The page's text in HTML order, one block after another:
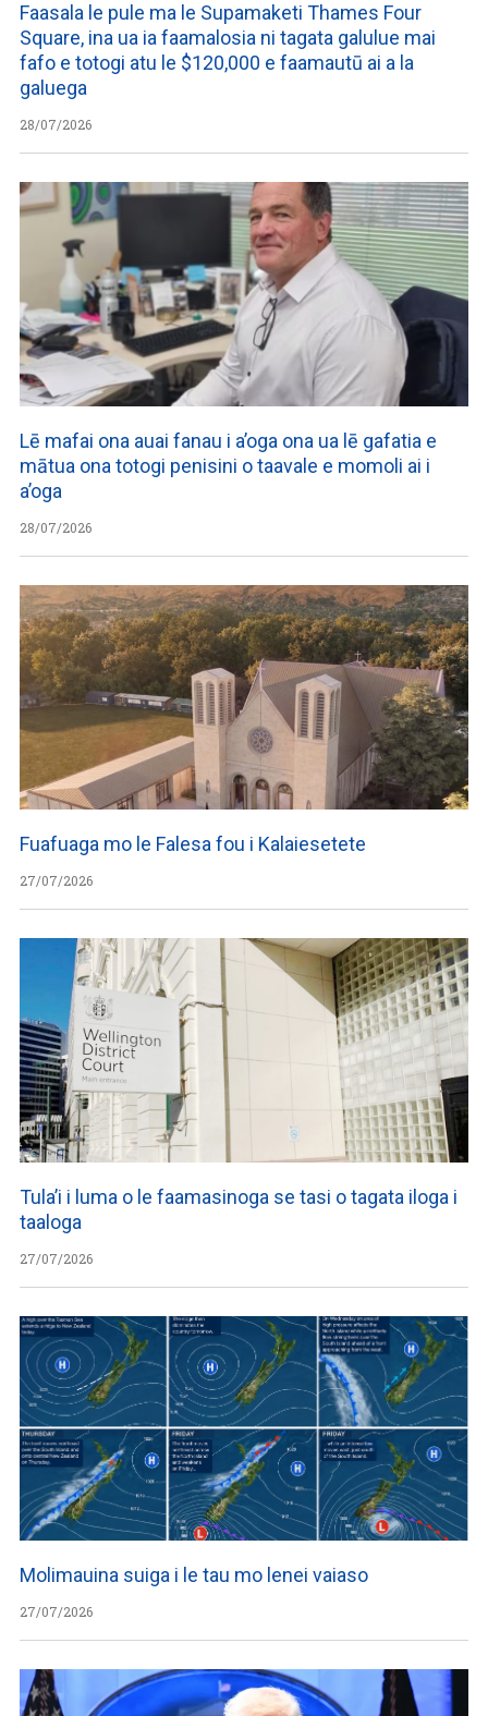
Faasala le pule ma le Supamaketi Thames Four
Square, ina ua ia faamalosia ni tagata galulue mai
fafo e totogi atu le $120,000 e faamautū ai a la
galuega
28/07/2026
Lē mafai ona auai fanau i a’oga ona ua lē gafatia e
mātua ona totogi penisini o taavale e momoli ai i
a’oga
28/07/2026
Fuafuaga mo le Falesa fou i Kalaiesetete
27/07/2026
Tula’i i luma o le faamasinoga se tasi o tagata iloga i
taaloga
27/07/2026
Molimauina suiga i le tau mo lenei vaiaso
27/07/2026